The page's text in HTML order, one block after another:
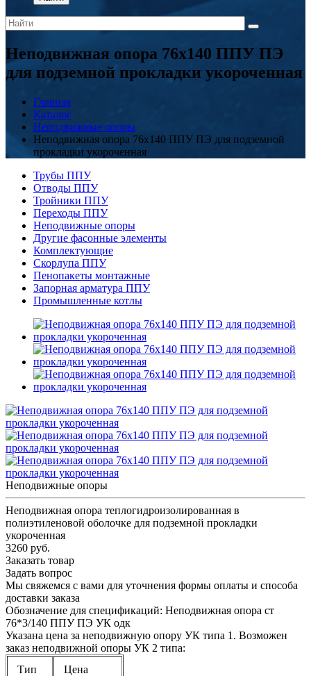
Неподвижная опора 76x140 ППУ ПЭ
для подземной прокладки укороченная
Главная
Каталог
Неподвижные опоры
Неподвижная опора 76x140 ППУ ПЭ для подземной
прокладки укороченная
Трубы ППУ
Отводы ППУ
Тройники ППУ
Переходы ППУ
Неподвижные опоры
Другие фасонные элементы
Комплектующие
Скорлупа ППУ
Пенопакеты монтажные
Запорная арматура ППУ
Промышленные котлы
Неподвижные опоры
Неподвижная опора теплогидроизолированная в
полиэтиленовой оболочке для подземной прокладки
укороченная
3260 руб.
Заказать товар
Задать вопрос
Мы свяжемся с вами для уточнения формы оплаты и способа
доставки заказа
Обозначение для спецификаций: Неподвижная опора ст
76*3/140 ППУ ПЭ УК одк
Указана цена за неподвижную опору УК типа 1. Возможен
заказ неподвижной опоры УК 2 типа:
Тип
Цена